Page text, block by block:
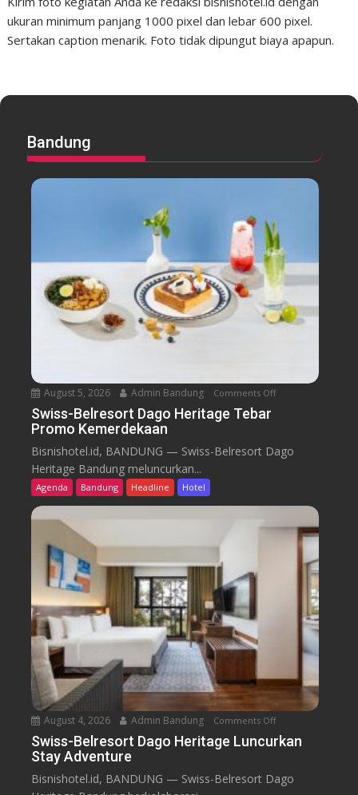
ukuran minimum panjang 1000 pixel dan lebar 600 pixel.
Sertakan caption menarik. Foto tidak dipungut biaya apapun.
Bandung
August 5, 2026 Admin Bandung Comments Offo
B
D
a
o
e
Swiss-Belresort Dago Heritage Tebar
Promo Kemerdekaan
Bisnishotel.id, BANDUNG — Swiss-Belresort Dago
Heritage Bandung meluncurkan...
Agenda Bandung Headline Hotel
August 4, 2026 Admin Bandung Comments Offo
n
Swiss-Belresort Dago Heritage Luncurkan
Stay Adventure
Bisnishotel.id, BANDUNG — Swiss-Belresort Dago